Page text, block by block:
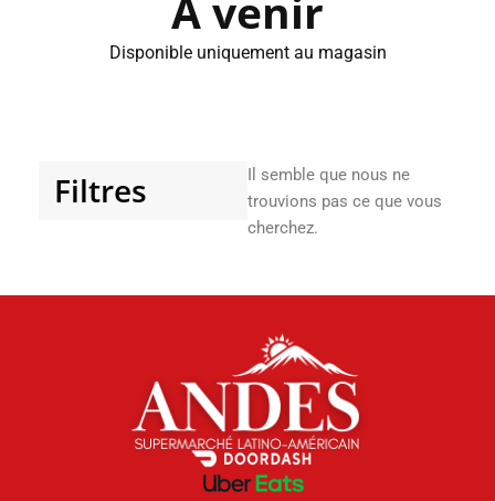
À venir
Disponible uniquement au magasin
Filtres
Il semble que nous ne
trouvions pas ce que vous
cherchez.